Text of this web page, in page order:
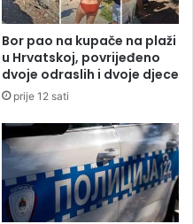
Bor pao na kupače na plaži
u Hrvatskoj, povrijeđeno
dvoje odraslih i dvoje djece
prije 12 sati